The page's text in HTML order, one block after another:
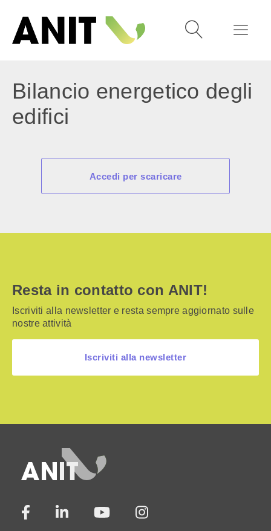
Bilancio energetico degli
edifici
Accedi per scaricare
Resta in contatto con ANIT!
Iscriviti alla newsletter e resta sempre aggiornato sulle
nostre attività
Iscriviti alla newsletter